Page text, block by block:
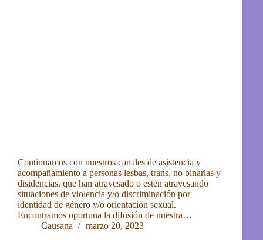
Continuamos con nuestros canales de asistencia y
acompañamiento a personas lesbas, trans, no binarias y
disidencias, que han atravesado o estén atravesando
situaciones de violencia y/o discriminación por
identidad de género y/o orientación sexual.
Encontramos oportuna la difusión de nuestra…
Causana
marzo 20, 2023